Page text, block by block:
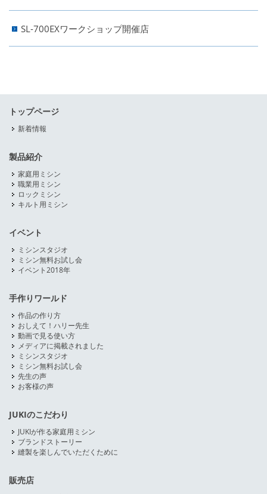
SL-700EXワークショップ開催店
トップページ
新着情報
製品紹介
家庭用ミシン
職業用ミシン
ロックミシン
キルト用ミシン
イベント
ミシンスタジオ
ミシン無料お試し会
イベント2018年
手作りワールド
作品の作り方
おしえて！ハリー先生
動画で見る使い方
メディアに掲載されました
ミシンスタジオ
ミシン無料お試し会
先生の声
お客様の声
JUKIのこだわり
JUKIが作る家庭用ミシン
ブランドストーリー
縫製を楽しんでいただくために
販売店